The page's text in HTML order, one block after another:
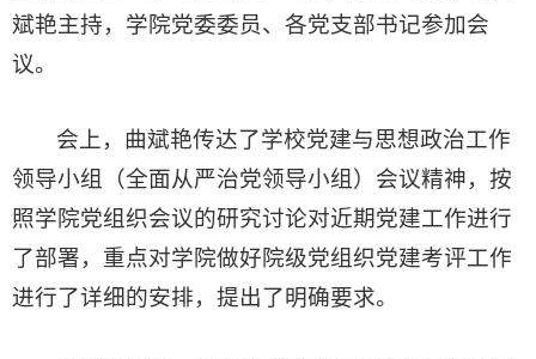
斌艳主持，学院党委委员、各党支部书记参加会
议。
会上，曲斌艳传达了学校党建与思想政治工作
领导小组（全面从严治党领导小组）会议精神，按
照学院党组织会议的研究讨论对近期党建工作进行
了部署，重点对学院做好院级党组织党建考评工作
进行了详细的安排，提出了明确要求。